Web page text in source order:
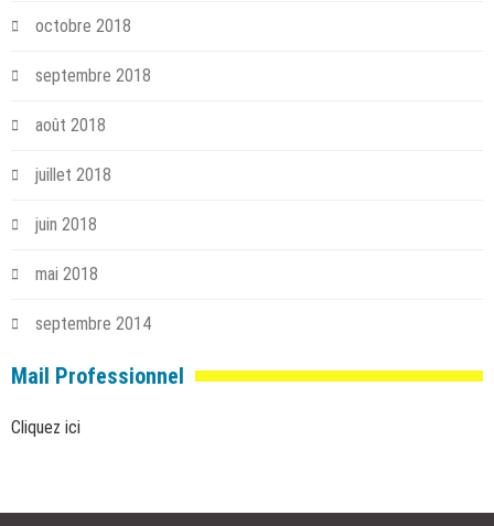
octobre 2018
septembre 2018
août 2018
juillet 2018
juin 2018
mai 2018
septembre 2014
Mail Professionnel
Cliquez ici